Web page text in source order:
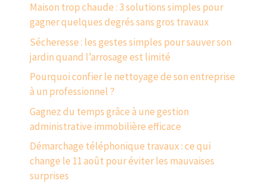
Maison trop chaude : 3 solutions simples pour
gagner quelques degrés sans gros travaux
Sécheresse : les gestes simples pour sauver son
jardin quand l’arrosage est limité
Pourquoi confier le nettoyage de son entreprise
à un professionnel ?
Gagnez du temps grâce à une gestion
administrative immobilière efficace
Démarchage téléphonique travaux : ce qui
change le 11 août pour éviter les mauvaises
surprises